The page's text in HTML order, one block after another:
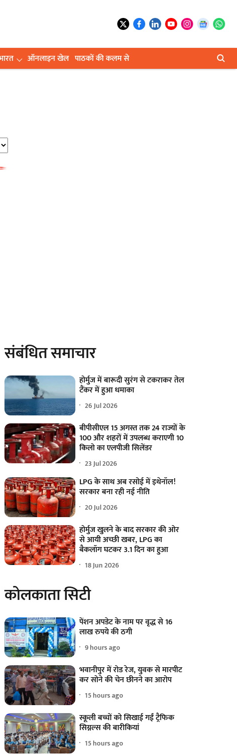
ऑनलाइन खेल पाठकों की कलम से
संबंधित समाचार
होर्मुज में बारूदी सुरंग से टकराकर तेल
टैंकर में हुआ धमाका
26 Jul 2026
बीपीसीएल 15 अगस्त तक 24 राज्यों के
100 और शहरों में उपलब्ध कराएगी 10
किलो का एलपीजी सिलेंडर
23 Jul 2026
LPG के साथ अब रसोई में इथेनॉल!
सरकार बना रही नई नीति
20 Jul 2026
होर्मुज खुलने के बाद सरकार की ओर
से आयी अच्छी खबर, LPG का
बैकलॉग घटकर 3.1 दिन का हुआ
18 Jun 2026
कोलकाता सिटी
पेंशन अपडेट के नाम पर वृद्ध से 16
लाख रुपये की ठगी
9 hours ago
भवानीपुर में रोड रेज, युवक से मारपीट
कर सोने की चेन छीनने का आरोप
15 hours ago
स्कूली बच्चों को सिखाई गईं ट्रैफिक
सिग्नल्स की बारीकियां
15 hours ago